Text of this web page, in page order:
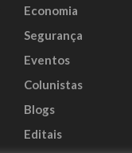
Economia
Segurança
Eventos
Colunistas
Blogs
Editais